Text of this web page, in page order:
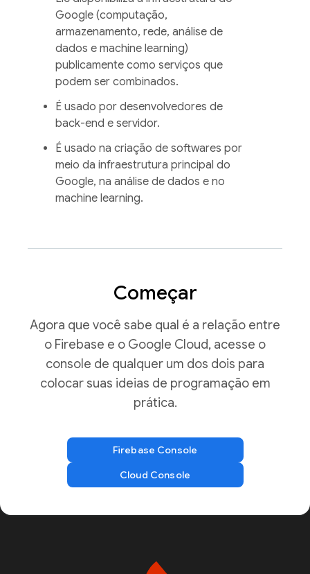
Google (computação,
armazenamento, rede, análise de
dados e machine learning)
publicamente como serviços que
podem ser combinados.
É usado por desenvolvedores de
back-end e servidor.
É usado na criação de softwares por
meio da infraestrutura principal do
Google, na análise de dados e no
machine learning.
Começar
Agora que você sabe qual é a relação entre
o Firebase e o Google Cloud, acesse o
console de qualquer um dos dois para
colocar suas ideias de programação em
prática.
Firebase Console
Cloud Console